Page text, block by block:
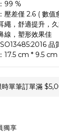
99 %
差僅 2.6 ( 數值
，舒適提升，久
線，塑形效果佳
品
17.5 cm * 9.5 cm
時單筆訂單滿
獨享